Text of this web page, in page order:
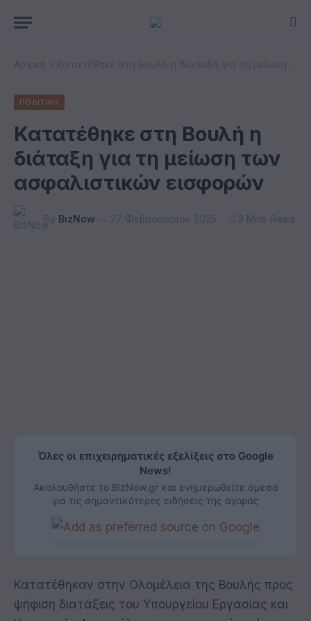
Αρχική
ΠΟΛΙΤΙΚΗ
Κατατέθηκε στη Βουλή η
διάταξη για τη μείωση των
ασφαλιστικών εισφορών
By BizNow 27 Φεβρουαρίου 2025 3 Mins Read
Όλες οι επιχειρηματικές εξελίξεις στο Google
News!
Ακολουθήστε το BizNow.gr και ενημερωθείτε άμεσα
για τις σημαντικότερες ειδήσεις της αγοράς
Κατατέθηκαν στην Ολομέλεια της Βουλής προς
ψήφιση διατάξεις του Υπουργείου Εργασίας και